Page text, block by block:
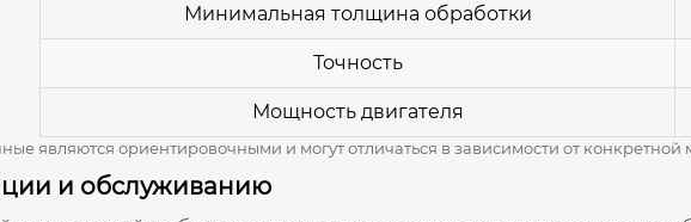
Минимальная толщина обработки
Точность
Мощность двигателя
являются ориентировочными и могут отличаться в зависимости от конкретной
и обслуживанию